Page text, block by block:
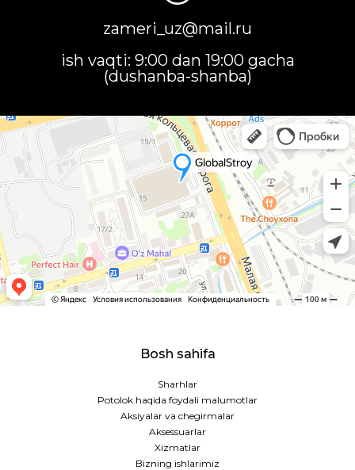
zameri_uz@mail.ru
ish vaqti: 9:00 dan 19:00 gacha
(dushanba-shanba)
Bosh sahifa
Sharhlar
Potolok haqida foydali malumotlar
Aksiyalar va chegirmalar
Aksessuarlar
Xizmatlar
Bizning ishlarimiz